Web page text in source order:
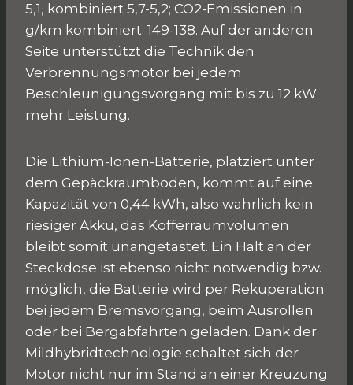
5,1, kombiniert 5,7-5,2; CO2-Emissionen in
g/km kombiniert: 149-138. Auf der anderen
Seite unterstützt die Technik den
Verbrennungsmotor bei jedem
Beschleunigungsvorgang mit bis zu 12 kW
mehr Leistung.
Die Lithium-Ionen-Batterie, platziert unter
dem Gepäckraumboden, kommt auf eine
Kapazität von 0,44 kWh, also wahrlich kein
riesiger Akku, das Kofferraumvolumen
bleibt somit unangetastet. Ein Halt an der
Steckdose ist ebenso nicht notwendig bzw.
möglich, die Batterie wird per Rekuperation
bei jedem Bremsvorgang, beim Ausrollen
oder bei Bergabfahrten geladen. Dank der
Mildhybridtechnologie schaltet sich der
Motor nicht nur im Stand an einer Kreuzung